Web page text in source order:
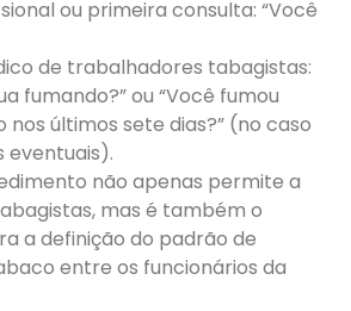
ou primeira consulta: “Você
de trabalhadores tabagistas:
fumando?” ou “Você fumou
últimos sete dias?” (no caso
eventuais).
não apenas permite a
mas é também o
a definição do padrão de
entre os funcionários da